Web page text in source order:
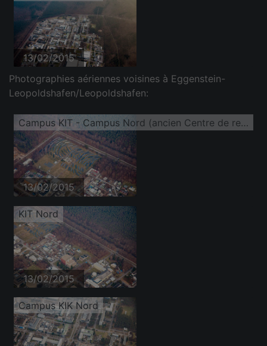
13/02/2015
Photographies aériennes voisines à Eggenstein-
Leopoldshafen/Leopoldshafen:
Campus KIT - Campus Nord (ancien Centre de recherche nucléaire de Karlsruhe)
13/02/2015
KIT Nord
13/02/2015
Campus KIK Nord